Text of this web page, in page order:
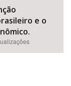
e o